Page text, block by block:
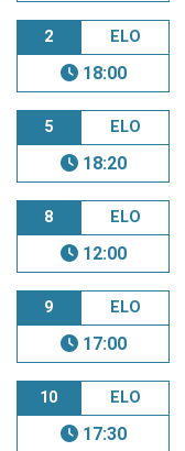
2 ELO
18:00
5 ELO
18:20
8 ELO
12:00
9 ELO
17:00
10 ELO
17:30